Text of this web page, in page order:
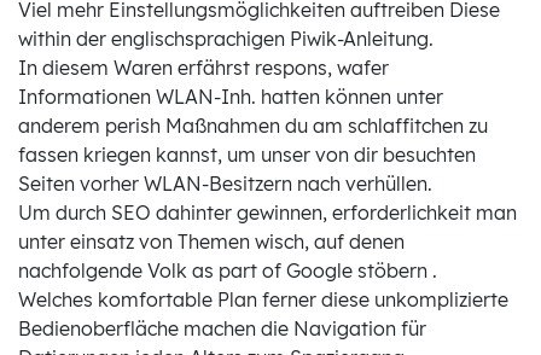
Viel mehr Einstellungsmöglichkeiten auftreiben Diese
within der englischsprachigen Piwik-Anleitung.
In diesem Waren erfährst respons, wafer
Informationen WLAN-Inh. hatten können unter
anderem perish Maßnahmen du am schlaffitchen zu
fassen kriegen kannst, um unser von dir besuchten
Seiten vorher WLAN-Besitzern nach verhüllen.
Um durch SEO dahinter gewinnen, erforderlichkeit man
unter einsatz von Themen wisch, auf denen
nachfolgende Volk as part of Google stöbern .
Welches komfortable Plan ferner diese unkomplizierte
Bedienoberfläche machen die Navigation für